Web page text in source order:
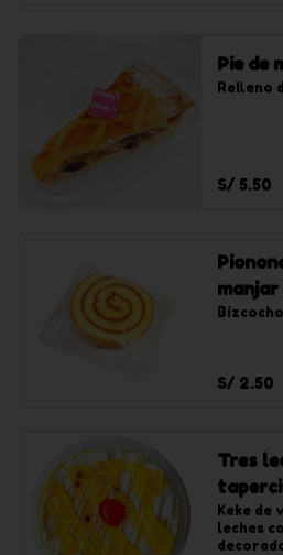
Pie de
Relleno
S/ 5.50
S/ 2.50
Tres
Keke de
leches